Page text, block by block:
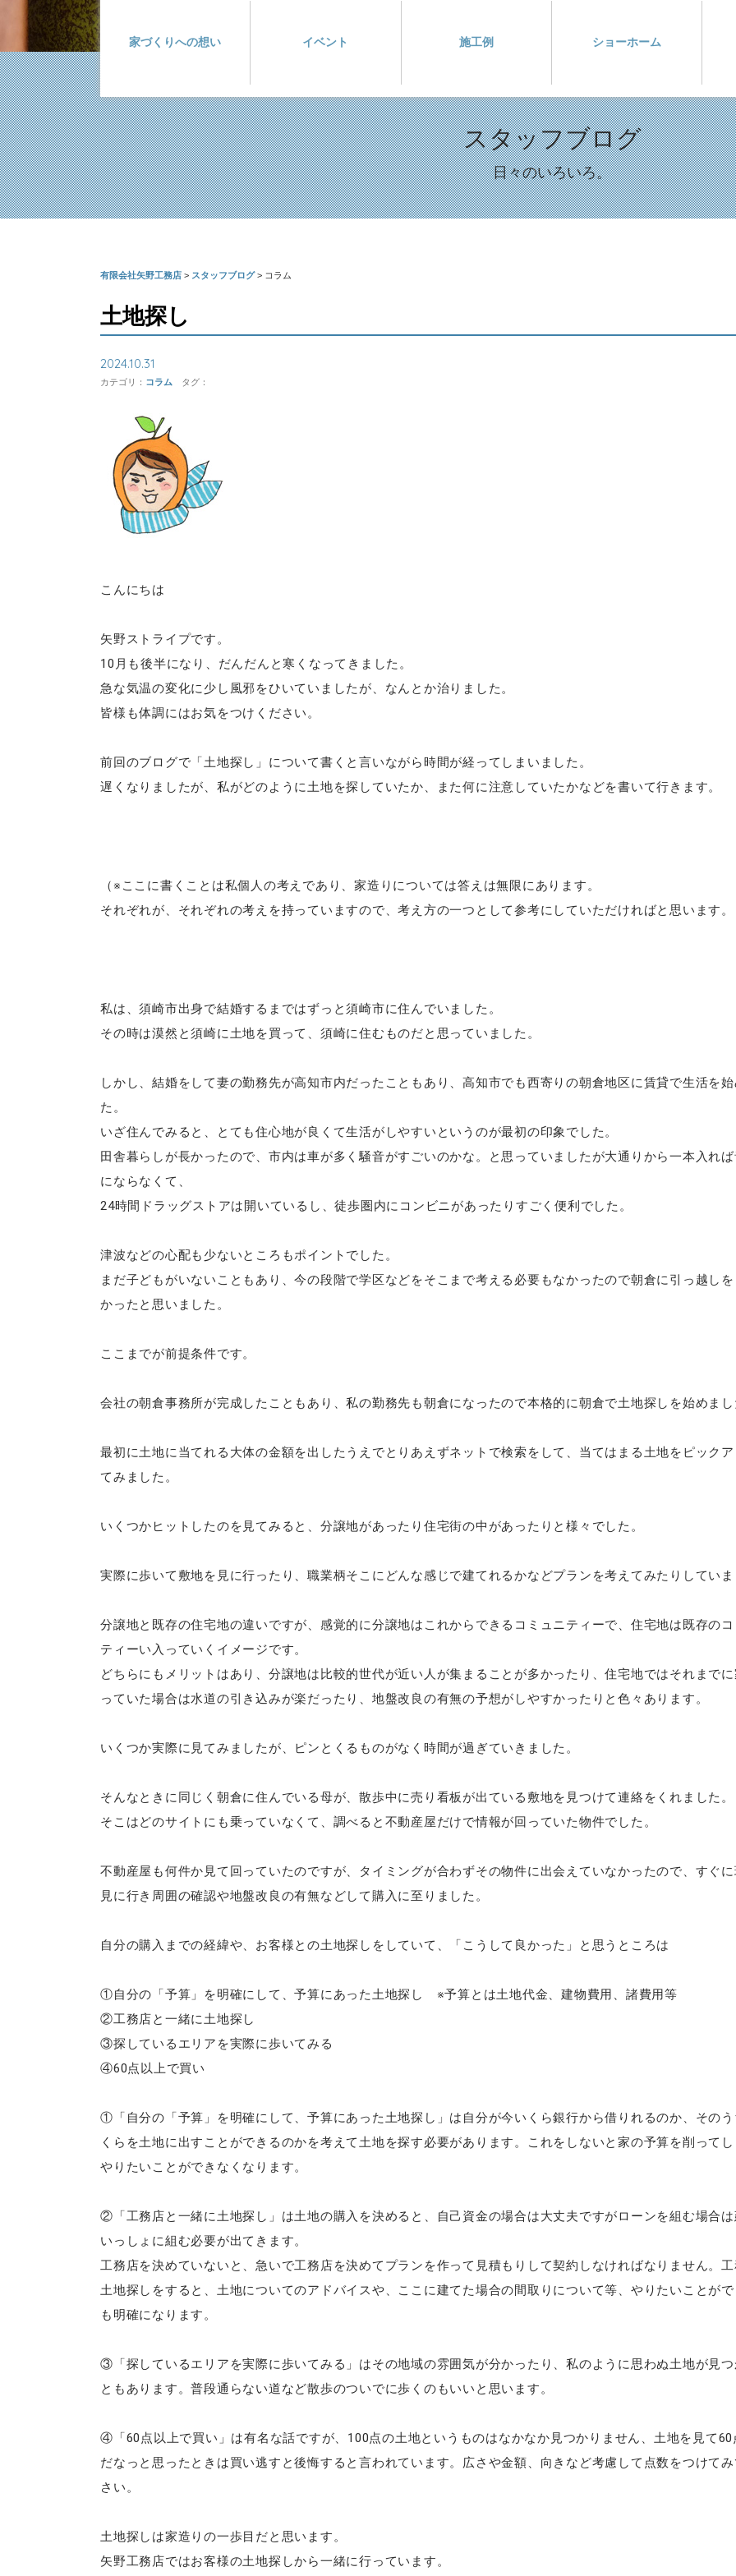
家づくりへの想い イベント 施工例 ショーホーム
スタッフブログ
日々のいろいろ。
有限会社矢野工務店 > スタッフブログ> コラム
土地探し
2024.10.31
カテゴリ： コラム タグ：
こんにちは
矢野ストライプです。
10月も後半になり、だんだんと寒くなってきました。
急な気温の変化に少し風邪をひいていましたが、なんとか治りました。
皆様も体調にはお気をつけください。
前回のブログで「土地探し」について書くと言いながら時間が経ってしまいました。
遅くなりましたが、私がどのように土地を探していたか、また何に注意していたかなどを書いて行きます。
（※ここに書くことは私個人の考えであり、家造りについては答えは無限にあります。
それぞれが、それぞれの考えを持っていますので、考え方の一つとして参考にしていただければと思います。
私は、須崎市出身で結婚するまではずっと須崎市に住んでいました。
その時は漠然と須崎に土地を買って、須崎に住むものだと思っていました。
しかし、結婚をして妻の勤務先が高知市内だったこともあり、高知市でも西寄りの朝倉地区に賃貸で生活を始
た。
いざ住んでみると、とても住心地が良くて生活がしやすいというのが最初の印象でした。
田舎暮らしが長かったので、市内は車が多く騒音がすごいのかな。と思っていましたが大通りから一本入れ
にならなくて、
24時間ドラッグストアは開いているし、徒歩圏内にコンビニがあったりすごく便利でした。
津波などの心配も少ないところもポイントでした。
まだ子どもがいないこともあり、今の段階で学区などをそこまで考える必要もなかったので朝倉に引っ越しを
かったと思いました。
ここまでが前提条件です。
会社の朝倉事務所が完成したこともあり、私の勤務先も朝倉になったので本格的に朝倉で土地探しを始めまし
最初に土地に当てれる大体の金額を出したうえでとりあえずネットで検索をして、当てはまる土地をピックア
てみました。
いくつかヒットしたのを見てみると、分譲地があったり住宅街の中があったりと様々でした。
実際に歩いて敷地を見に行ったり、職業柄そこにどんな感じで建てれるかなどプランを考えてみたりしていま
分譲地と既存の住宅地の違いですが、感覚的に分譲地はこれからできるコミュニティーで、住宅地は既存のコ
ティーい入っていくイメージです。
どちらにもメリットはあり、分譲地は比較的世代が近い人が集まることが多かったり、住宅地ではそれまでに
っていた場合は水道の引き込みが楽だったり、地盤改良の有無の予想がしやすかったりと色々あります。
いくつか実際に見てみましたが、ピンとくるものがなく時間が過ぎていきました。
そんなときに同じく朝倉に住んでいる母が、散歩中に売り看板が出ている敷地を見つけて連絡をくれました。
そこはどのサイトにも乗っていなくて、調べると不動産屋だけで情報が回っていた物件でした。
不動産屋も何件か見て回っていたのですが、タイミングが合わずその物件に出会えていなかったので、すぐに
見に行き周囲の確認や地盤改良の有無などして購入に至りました。
自分の購入までの経緯や、お客様との土地探しをしていて、「こうして良かった」と思うところは
①自分の「予算」を明確にして、予算にあった土地探し ※予算とは土地代金、建物費用、諸費用等
②工務店と一緒に土地探し
③探しているエリアを実際に歩いてみる
④60点以上で買い
①「自分の「予算」を明確にして、予算にあった土地探し」は自分が今いくら銀行から借りれるのか、そのう
くらを土地に出すことができるのかを考えて土地を探す必要があります。これをしないと家の予算を削ってし
やりたいことができなくなります。
②「工務店と一緒に土地探し」は土地の購入を決めると、自己資金の場合は大丈夫ですがローンを組む場合は
いっしょに組む必要が出てきます。
工務店を決めていないと、急いで工務店を決めてプランを作って見積もりして契約しなければなりません。工
土地探しをすると、土地についてのアドバイスや、ここに建てた場合の間取りについて等、やりたいことが
も明確になります。
③「探しているエリアを実際に歩いてみる」はその地域の雰囲気が分かったり、私のように思わぬ土地が見つ
ともあります。普段通らない道など散歩のついでに歩くのもいいと思います。
④「60点以上で買い」は有名な話ですが、100点の土地というものはなかなか見つかりません、土地を見て60
だなっと思ったときは買い逃すと後悔すると言われています。広さや金額、向きなど考慮して点数をつけて
さい。
土地探しは家造りの一歩目だと思います。
矢野工務店ではお客様の土地探しから一緒に行っています。